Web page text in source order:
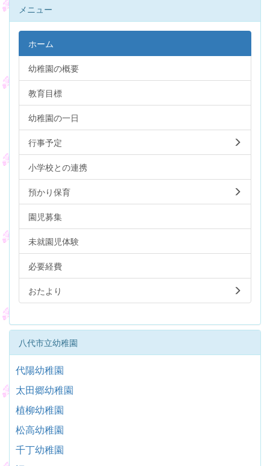
メニュー
ホーム
幼稚園の概要
教育目標
幼稚園の一日
行事予定
小学校との連携
預かり保育
園児募集
未就園児体験
必要経費
おたより
八代市立幼稚園
代陽幼稚園
太田郷幼稚園
植柳幼稚園
松高幼稚園
千丁幼稚園